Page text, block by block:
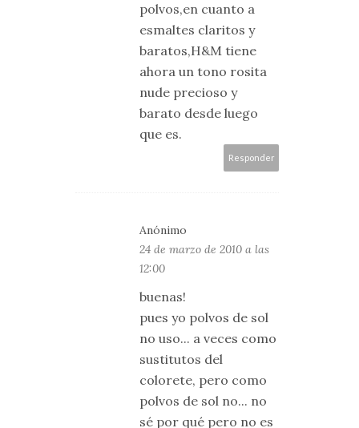
polvos,en cuanto a
esmaltes claritos y
baratos,H&M tiene
ahora un tono rosita
nude precioso y
barato desde luego
que es.
Responder
Anónimo
24 de marzo de 2010 a las
12:00
buenas!
pues yo polvos de sol
no uso... a veces como
sustitutos del
colorete, pero como
polvos de sol no... no
sé por qué pero no es